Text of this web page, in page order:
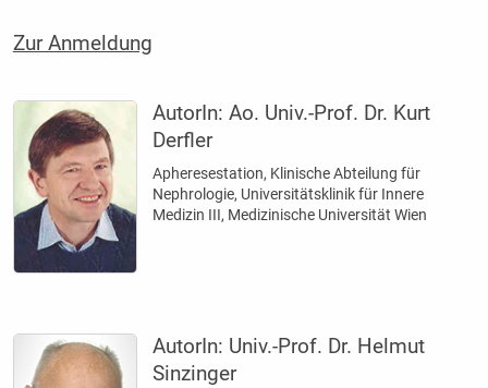
Zur Anmeldung
AutorIn:Ao. Univ.-Prof. Dr. Kurt
Derfler
Apheresestation, Klinische Abteilung für
Nephrologie, Universitätsklinik für Innere
Medizin III, Medizinische Universität Wien
AutorIn: Univ.-Prof. Dr. Helmut
Sinzinger